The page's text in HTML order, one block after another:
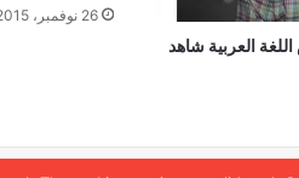
العربية شاهد
26 نوفمبر، 2015